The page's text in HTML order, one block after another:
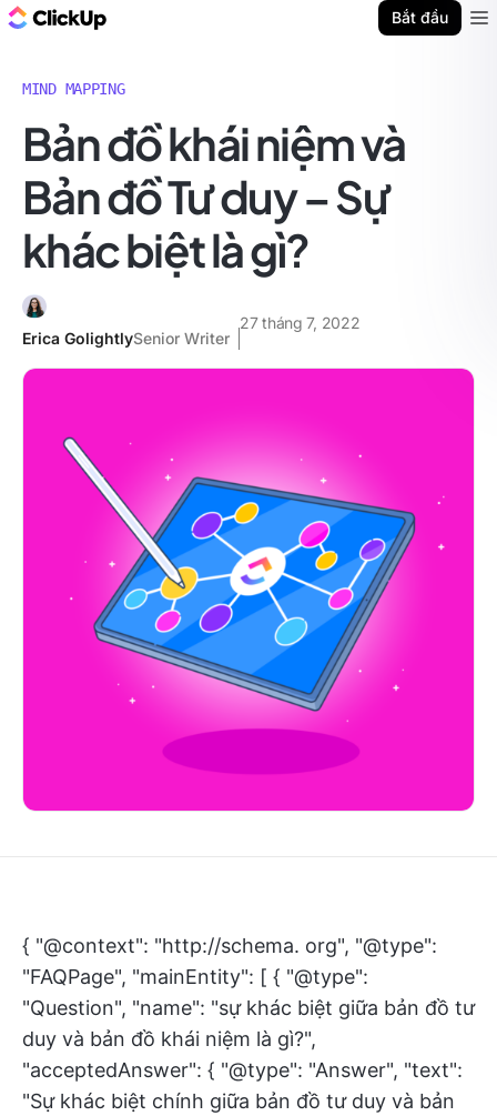
Bắt đầu
MIND MAPPING
Bản đồ khái niệm và
Bản đồ Tư duy – Sự
khác biệt là gì?
Erica GolightlySenior Writer
27 tháng 7, 2022
{ "@context": "http://schema. org", "@type":
"FAQPage", "mainEntity": [ { "@type":
"Question", "name": "sự khác biệt giữa bản đồ tư
duy và bản đồ khái niệm là gì?",
"acceptedAnswer": { "@type": "Answer", "text":
"Sự khác biệt chính giữa bản đồ tư duy và bản